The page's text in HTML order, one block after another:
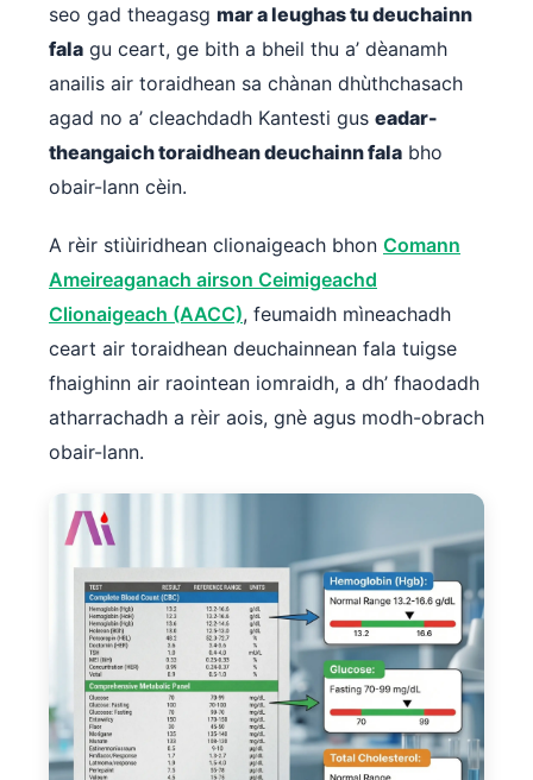
seo gad theagasg mar a leughas tu deuchainn
fala gu ceart, ge bith a bheil thu a’ dèanamh
anailis air toraidhean sa chànan dhùthchasach
agad no a’ cleachdadh Kantesti gus eadar-
theangaich toraidhean deuchainn fala bho
obair-lann cèin.
A rèir stiùiridhean clionaigeach bhon Comann
Ameireaganach airson Ceimigeachd
Clionaigeach (AACC), feumaidh mìneachadh
ceart air toraidhean deuchainnean fala tuigse
fhaighinn air raointean iomraidh, a dh’ fhaodadh
atharrachadh a rèir aois, gnè agus modh-obrach
obair-lann.